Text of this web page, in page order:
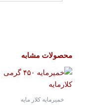
محصولات مشابه
خمیرمایه کلار مایه